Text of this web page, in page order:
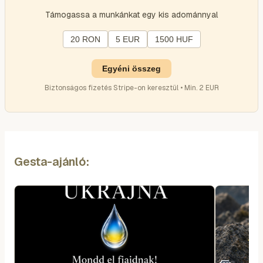
Támogassa a munkánkat egy kis adománnyal
20 RON 5 EUR 1500 HUF
Egyéni összeg
Biztonságos fizetés Stripe-on keresztül • Min. 2 EUR
Gesta-ajánló: